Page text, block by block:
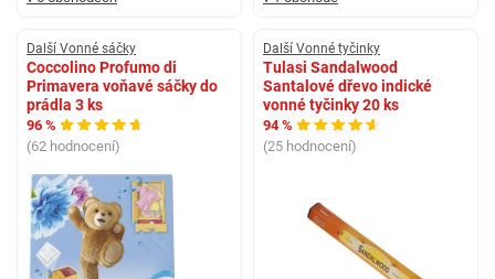
Další Vonné sáčky
Coccolino Profumo di
Primavera voňavé sáčky do
prádla 3 ks
96 %
(62 hodnocení)
Další Vonné tyčinky
Tulasi Sandalwood
Santalové dřevo indické
vonné tyčinky 20 ks
94 %
(25 hodnocení)